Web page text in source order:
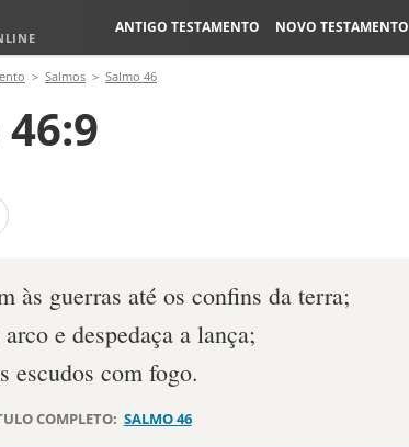
ANTIGO TESTAMENTO NOVO TESTAMENTO
Salmos Salmo 46
às guerras até os confins da terra;
e despedaça a lança;
escudos com fogo.
COMPLETO: SALMO 46